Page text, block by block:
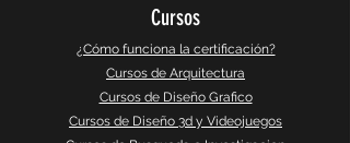
Cursos
¿Cómo funciona la certificación?
Cursos de Arquitectura
Cursos de Diseño Grafico
Cursos de Diseño 3d y Videojuegos